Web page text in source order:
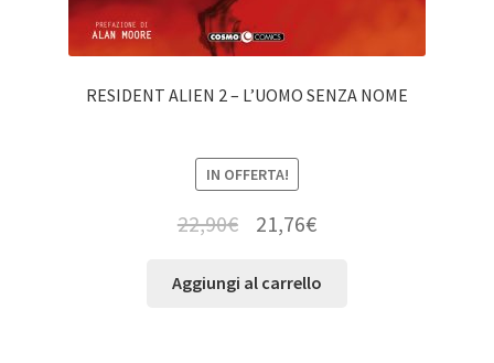
RESIDENT ALIEN 2 – L’UOMO SENZA NOME
IN OFFERTA!
22,90€ 21,76€
Aggiungi al carrello